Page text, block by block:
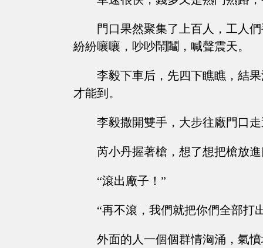
門口果然聚集了上百人，工人
紛紛嚷嚷，吵吵鬧鬮，喊聲震天。
李毅下車后，先四下瞧瞧，結
才能到。
李毅撒開雙手，大步往廠門口
芮小丹握著槍，想了想把槍放
“滾出廠子！”
“再不滾，我們就把你們全部打
外面的人一個個群情洶涌，氣